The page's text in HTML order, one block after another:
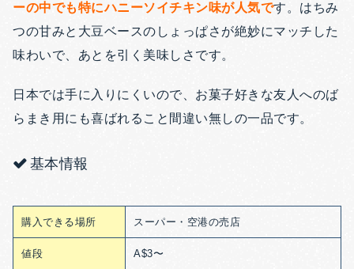
ーの中でも特にハニーソイチキン味が人気です。はちみ
つの甘みと大豆ベースのしょっぱさが絶妙にマッチした
味わいで、あとを引く美味しさです。
日本では手に入りにくいので、お菓子好きな友人へのば
らまき用にも喜ばれること間違い無しの一品です。
基本情報
購入できる場所 スーパー・空港の売店
値段 A$3〜